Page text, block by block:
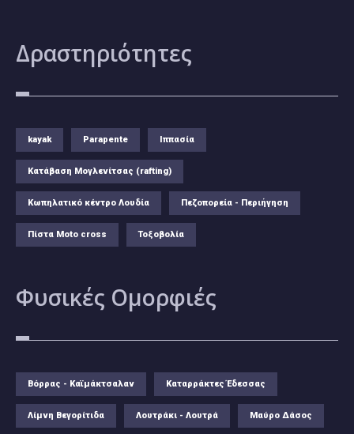
Δραστηριότητες
kayak Parapente Ιππασία
Κατάβαση Μογλενίτσας (rafting)
Κωπηλατικό κέντρο Λουδία Πεζοπορεία - Περιήγηση
Πίστα Moto cross Τοξοβολία
Φυσικές Ομορφιές
Βόρρας - Καϊμάκτσαλαν Καταρράκτες Έδεσσας
Λίμνη Βεγορίτιδα Λουτράκι - Λουτρά Μαύρο Δάσος